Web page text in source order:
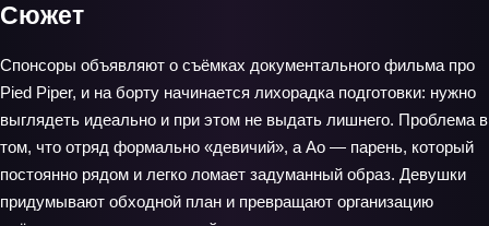
Сюжет
Спонсоры объявляют о съёмках документального фильма про
Pied Piper, и на борту начинается лихорадка подготовки: нужно
выглядеть идеально и при этом не выдать лишнего. Проблема в
том, что отряд формально «девичий», а Ао — парень, который
постоянно рядом и легко ломает задуманный образ. Девушки
придумывают обходной план и превращают организацию